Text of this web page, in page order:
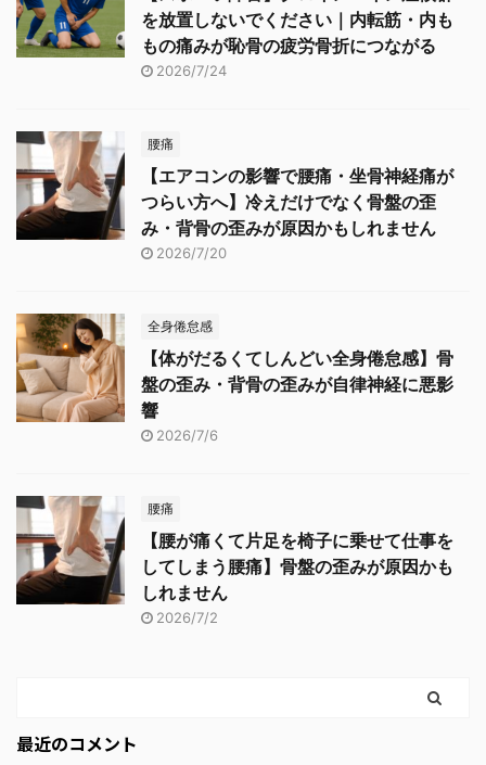
を放置しないでください｜内転筋・内も
もの痛みが恥骨の疲労骨折につながる
2026/7/24
腰痛
【エアコンの影響で腰痛・坐骨神経痛が
つらい方へ】冷えだけでなく骨盤の歪
み・背骨の歪みが原因かもしれません
2026/7/20
全身倦怠感
【体がだるくてしんどい全身倦怠感】骨
盤の歪み・背骨の歪みが自律神経に悪影
響
2026/7/6
腰痛
【腰が痛くて片足を椅子に乗せて仕事を
してしまう腰痛】骨盤の歪みが原因かも
しれません
2026/7/2
最近のコメント